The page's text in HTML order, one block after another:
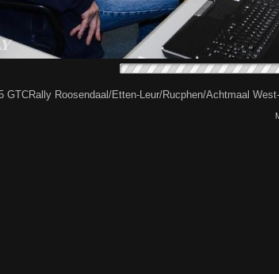
GTCRally Roosendaal/Etten-Leur/Rucphen/Achtmaal